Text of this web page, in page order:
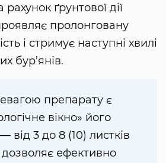
рахунок ґрунтової дії
пролонговану
і стримує наступні хвилі
бур’янів.
препарату є
вікно» його
від 3 до 8 (10) листків
ефективно